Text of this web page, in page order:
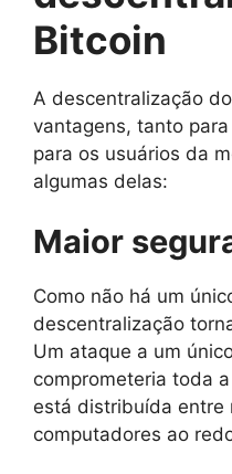
Bitcoin
A descentralização
vantagens, tanto
para os usuários da
algumas delas:
Maior
Como não há um
descentralização
Um ataque a um
comprometeria toda
está distribuída entre
computadores ao